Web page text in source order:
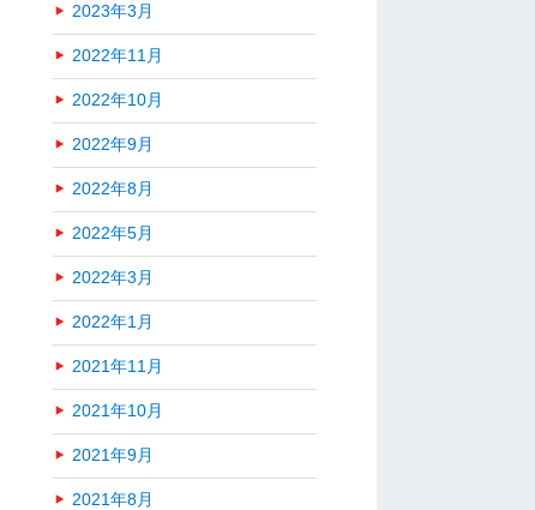
2023年3月
2022年11月
2022年10月
2022年9月
2022年8月
2022年5月
2022年3月
2022年1月
2021年11月
2021年10月
2021年9月
2021年8月